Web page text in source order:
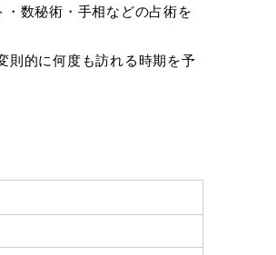
数秘術・手相などの占術を
則的に何度も訪れる時期を予